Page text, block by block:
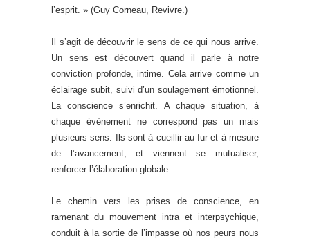
l’esprit. » (Guy Corneau, Revivre.)
Il s’agit de découvrir le sens de ce qui nous arrive.
Un sens est découvert quand il parle à notre
conviction profonde, intime. Cela arrive comme un
éclairage subit, suivi d’un soulagement émotionnel.
La conscience s’enrichit. A chaque situation, à
chaque évènement ne correspond pas un mais
plusieurs sens. Ils sont à cueillir au fur et à mesure
de l’avancement, et viennent se mutualiser,
renforcer l’élaboration globale.
Le chemin vers les prises de conscience, en
ramenant du mouvement intra et interpsychique,
conduit à la sortie de l’impasse où nos peurs nous